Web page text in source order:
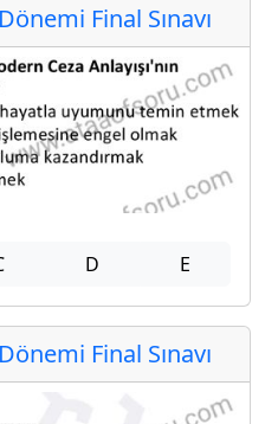
Final Sınavı
D E
Final Sınavı